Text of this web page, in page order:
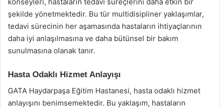
şekilde yönetmektedir. Bu tür multidisipliner yaklaşımlar,
tedavi sürecinin her aşamasında hastaların ihtiyaçlarının
daha iyi anlaşılmasına ve daha bütünsel bir bakım
sunulmasına olanak tanır.
Hasta Odaklı Hizmet Anlayışı
GATA Haydarpaşa Eğitim Hastanesi, hasta odaklı hizmet
anlayışını benimsemektedir. Bu yaklaşım, hastaların